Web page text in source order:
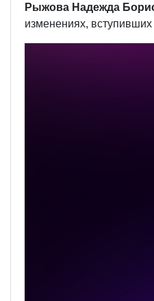
Рыжова Надежда
изменениях, вступивших